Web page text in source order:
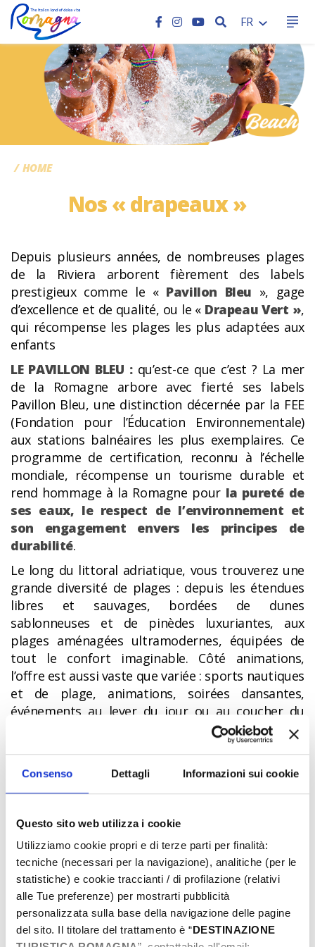
Consenso Dettagli Informazioni sui cookie
Questo sito web utilizza i cookie
Utilizziamo cookie propri e di terze parti per finalità:
tecniche (necessari per la navigazione), analitiche (per le
statistiche) e cookie traccianti / di profilazione (relativi
alle Tue preferenze) per mostrarti pubblicità
personalizzata sulla base della navigazione delle pagine
del sito. Il titolare del trattamento è “DESTINAZIONE
RECHERCHER
FR
CC
HOME
Nos « drapeaux »
Depuis plusieurs années, de nombreuses plages
de la Riviera arborent fièrement des labels
prestigieux comme le « Pavillon Bleu », gage
d’excellence et de qualité, ou le « Drapeau Vert »,
qui récompense les plages les plus adaptées aux
enfants
LE PAVILLON BLEU :qu’est-ce que c’est ? La mer
de la Romagne arbore avec fierté ses labels
Pavillon Bleu, une distinction décernée par la FEE
(Fondation pour l’Éducation Environnementale)
aux stations balnéaires les plus exemplaires. Ce
programme de certification, reconnu à l’échelle
mondiale, récompense un tourisme durable et
rend hommage à la Romagne pour la pureté de
ses eaux, le respect de l’environnement et
son engagement envers les principes de
durabilité.
Le long du littoral adriatique, vous trouverez une
grande diversité de plages : depuis les étendues
libres et sauvages, bordées de dunes
sablonneuses et de pinèdes luxuriantes, aux
plages aménagées ultramodernes, équipées de
tout le confort imaginable. Côté animations,
l’offre est aussi vaste que variée : sports nautiques
et de plage, animations, soirées dansantes,
événements au lever du jour ou au coucher du
soleil… il ne vous reste qu’à choisir !
LE DRAPEAU VERT: des plages pensées pour les
enfants ! Une attention toute particulière est
également accordée aux familles avec de jeunes
de pédiatres italiens, récompense les plages les
plus sûres et les mieux adaptées aux besoins des
plus petits. Outre la qualité environnementale et
la propreté des eaux, plusieurs critères sont pris
en compte : sable fin, espace suffisant entre les
parasols pour jouer, eaux peu profondes,
présence de maîtres-nageurs sauveteurs,